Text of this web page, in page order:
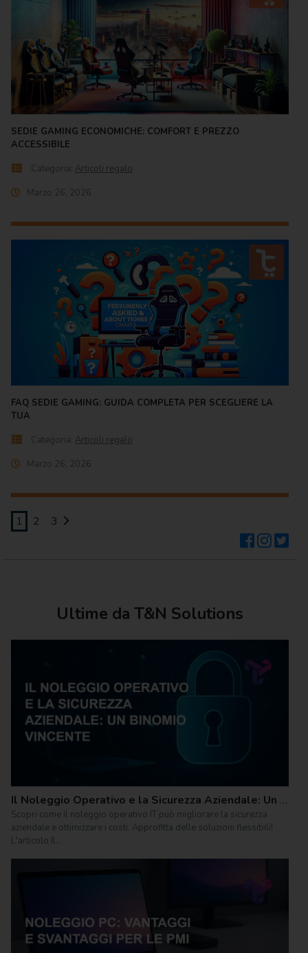
SEDIE GAMING ECONOMICHE: COMFORT E PREZZO
ACCESSIBILE
Categoria: Articoli regalo
Marzo 26, 2026
FAQ SEDIE GAMING: GUIDA COMPLETA PER SCEGLIERE LA
TUA
Categoria: Articoli regalo
Marzo 26, 2026
1 2 3
Ultime da T&N Solutions
Il Noleggio Operativo e la Sicurezza Aziendale: Un Binomio Vincente
Scopri come il noleggio operativo IT può migliorare la sicurezza
aziendale e ottimizzare i costi. Approfitta delle soluzioni flessibili!
L'articolo Il...